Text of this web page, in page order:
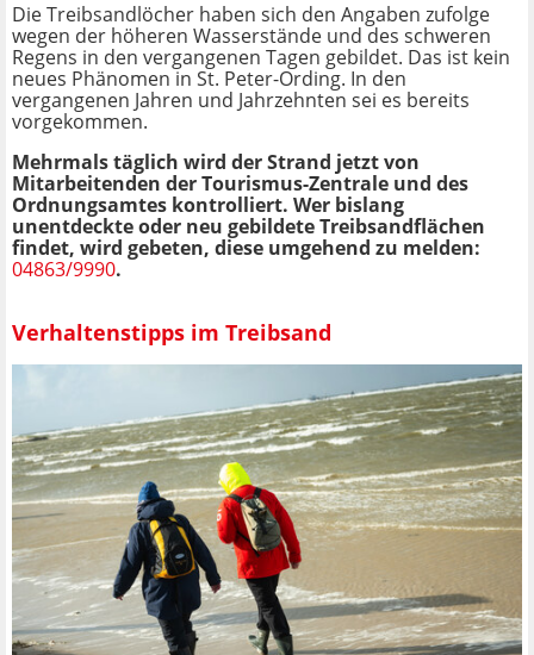
Die Treibsandlöcher haben sich den Angaben zufolge
wegen der höheren Wasserstände und des schweren
Regens in den vergangenen Tagen gebildet. Das ist kein
neues Phänomen in St. Peter-Ording. In den
vergangenen Jahren und Jahrzehnten sei es bereits
vorgekommen.
Mehrmals täglich wird der Strand jetzt von
Mitarbeitenden der Tourismus-Zentrale und des
Ordnungsamtes kontrolliert. Wer bislang
unentdeckte oder neu gebildete Treibsandflächen
findet, wird gebeten, diese umgehend zu melden:
04863/9990.
Verhaltenstipps im Treibsand